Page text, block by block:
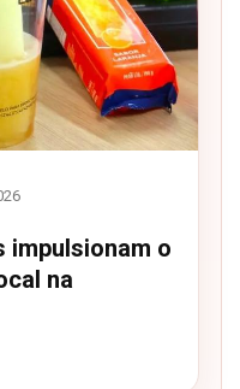
impulsionam o
na